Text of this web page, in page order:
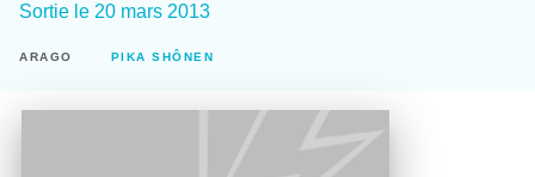
Sortie le 20 mars 2013
ARAGO PIKA SHÔNEN